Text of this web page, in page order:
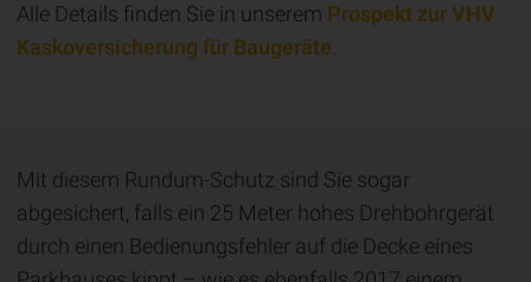
Alle Details finden Sie in unserem Prospekt zur VHV
Kaskoversicherung für Baugeräte
Mit diesem Rundum-Schutz sind Sie sogar
abgesichert, falls ein 25 Meter hohes Drehbohrgerät
durch einen Bedienungsfehler auf die Decke eines